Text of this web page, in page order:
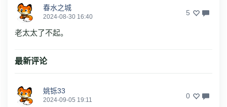
春水之城
2024-08-30 16:40 5
老太太了不起。
最新评论
姚铄33
2024-09-05 19:11 0